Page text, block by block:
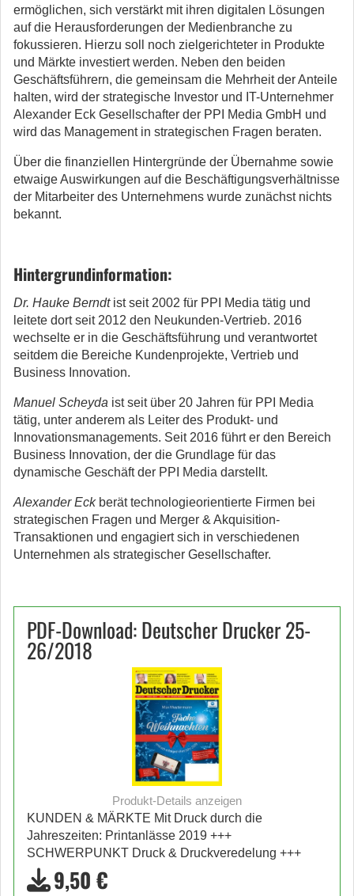
ermöglichen, sich verstärkt mit ihren digitalen Lösungen
auf die Herausforderungen der Medienbranche zu
fokussieren. Hierzu soll noch zielgerichteter in Produkte
und Märkte investiert werden. Neben den beiden
Geschäftsführern, die gemeinsam die Mehrheit der Anteile
halten, wird der strategische Investor und IT-Unternehmer
Alexander Eck Gesellschafter der PPI Media GmbH und
wird das Management in strategischen Fragen beraten.
Über die finanziellen Hintergründe der Übernahme sowie
etwaige Auswirkungen auf die Beschäftigungsverhältnisse
der Mitarbeiter des Unternehmens wurde zunächst nichts
bekannt.
Hintergrundinformation:
Dr. Hauke Berndtist seit 2002 für PPI Media tätig und
leitete dort seit 2012 den Neukunden-Vertrieb. 2016
wechselte er in die Geschäftsführung und verantwortet
seitdem die Bereiche Kundenprojekte, Vertrieb und
Business Innovation.
Manuel Scheyda ist seit über 20 Jahren für PPI Media
tätig, unter anderem als Leiter des Produkt- und
Innovationsmanagements. Seit 2016 führt er den Bereich
Business Innovation, der die Grundlage für das
dynamische Geschäft der PPI Media darstellt.
Alexander Eckberät technologieorientierte Firmen bei
strategischen Fragen und Merger & Akquisition-
Transaktionen und engagiert sich in verschiedenen
Unternehmen als strategischer Gesellschafter.
PDF-Download: Deutscher Drucker 25-
26/2018
Produkt-Details anzeigen
KUNDEN & MÄRKTE Mit Druck durch die
Jahreszeiten: Printanlässe 2019 +++
SCHWERPUNKT Druck & Druckveredelung +++
9,50 €